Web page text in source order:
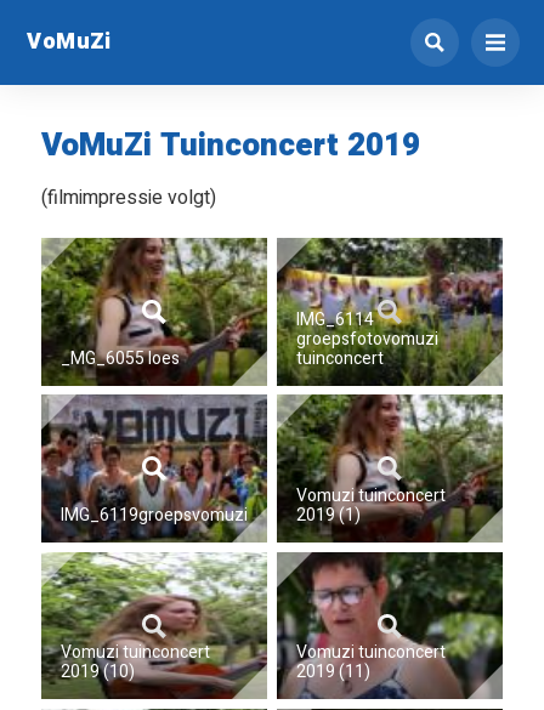
VoMuZi
VoMuZi Tuinconcert 2019
(filmimpressie volgt)
_MG_6055 loes
IMG_6114
groepsfotovomuzi
tuinconcert
IMG_6119groepsvomuzi
Vomuzi tuinconcert
2019 (1)
Vomuzi tuinconcert
2019 (10)
Vomuzi tuinconcert
2019 (11)